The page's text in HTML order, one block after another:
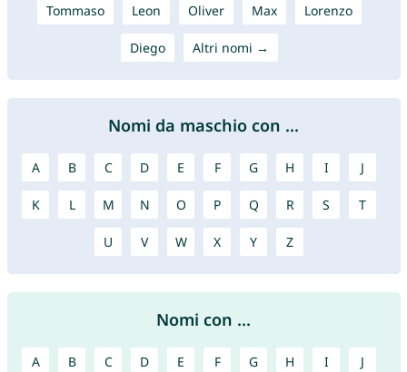
Tommaso Leon Oliver Max Lorenzo
Diego Altri nomi →
Nomi da maschio con ...
A B C D E F G H I J
K L M N O P Q R S T
U V W X Y Z
Nomi con ...
A B C D E F G H I J